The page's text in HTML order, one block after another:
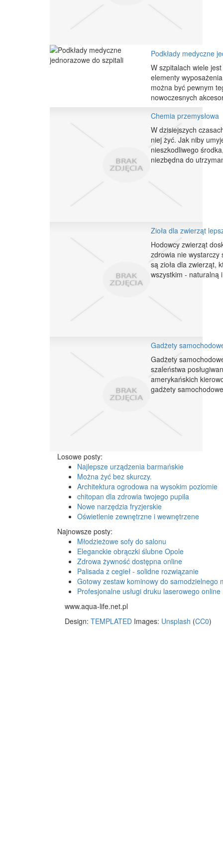
Podkłady medyczne
W szpitalach wiele
elementy
można być pewnym
nowoczesnych
Chemia przemysłowa
W dzisiejszych
niej żyć. Jak niby
nieszkodliwego
niezbędna do
Zioła dla zwierząt
Hodowcy zwierząt
zdrowia nie wystarczy
są zioła dla zwierząt,
wszystkim - naturalną
Gadżety
Gadżety
szaleństwa
amerykańskich
gadżety
Losowe posty:
Najlepsze urządzenia barmańskie
Można żyć bez skurczy.
Architektura ogrodowa na wysokim poziomie
chitopan dla zdrowia twojego pupila
Nowe narzędzia fryzjerskie
Oświetlenie zewnętrzne i wewnętrzene
Najnowsze posty:
Młodzieżowe sofy do salonu
Eleganckie obrączki ślubne Opole
Zdrowa żywność dostępna online
Palisada z cegieł - solidne rozwiązanie
Gotowy zestaw kominowy do samodzielnego
Profesjonalne usługi druku laserowego online
www.aqua-life.net.pl
Design: TEMPLATED Images: Unsplash (CC0)